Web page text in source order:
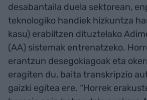
desabantaila duela sektorean,
teknologiko handiek hizkuntza
kasu) erabiltzen dituztelako
(AA) sistemak entrenatzeko.
erantzun desegokiagoak eta
eragiten du, baita transkripzio
gaizki egitea ere. “Horrek